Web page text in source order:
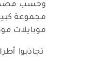
وحسب
مجموعة
موبايلات
تجاذبوا